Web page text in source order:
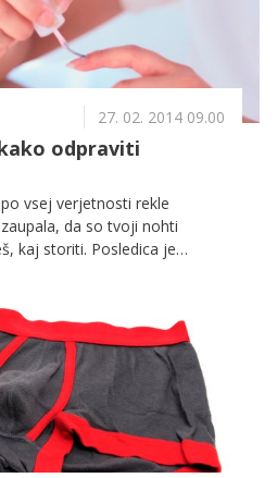
27. 02. 2014 09.00
odpraviti
vsej verjetnosti rekle
da so tvoji nohti
kaj storiti. Posledica je
ali kakšen drug temen
namreč ni moč preprečiti
ki ga vsakič znova naneseš na